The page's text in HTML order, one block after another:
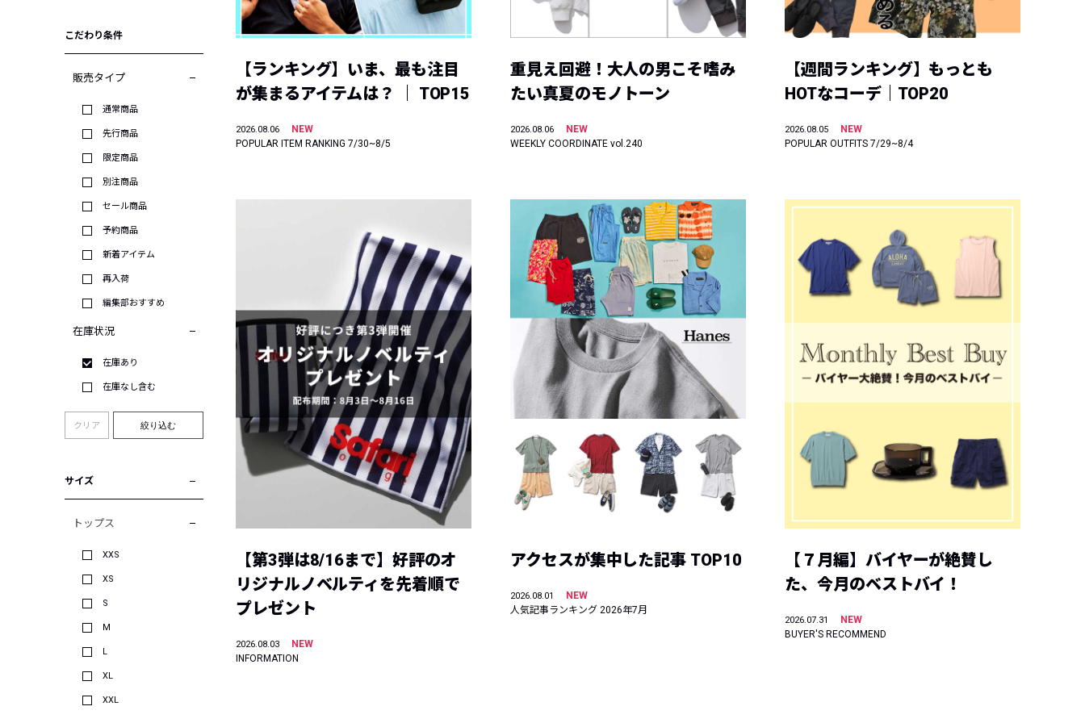
こだわり条件
販売タイプ
通常商品
先行商品
限定商品
別注商品
セール商品
予約商品
新着アイテム
再入荷
編集部おすすめ
在庫状況
在庫あり
在庫なし含む
クリア 絞り込む
サイズ
トップス
XXS
XS
S
M
L
XL
XXL
【ランキング】いま、最も注目
が集まるアイテムは？ ｜ TOP15
2026.08.06
NEW
POPULAR ITEM RANKING 7/30~8/5
重見え回避！大人の男こそ嗜み
たい真夏のモノトーン
2026.08.06
NEW
WEEKLY COORDINATE vol.240
【週間ランキング】もっとも
HOTなコーデ｜TOP20
2026.08.05
NEW
POPULAR OUTFITS 7/29~8/4
【第3弾は8/16まで】好評のオ
リジナルノベルティを先着順で
プレゼント
2026.08.03
NEW
INFORMATION
アクセスが集中した記事 TOP10
2026.08.01
NEW
人気記事ランキング 2026年7月
【７月編】バイヤーが絶賛し
た、今月のベストバイ！
2026.07.31
NEW
BUYER'S RECOMMEND